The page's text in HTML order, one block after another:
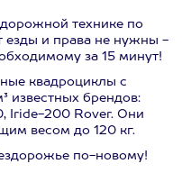
технике по
езды и права не нужны -
за 15 минут!
квадроциклы с
известных брендов:
Iride-200 Rover. Они
весом до 120 кг.
по-новому!